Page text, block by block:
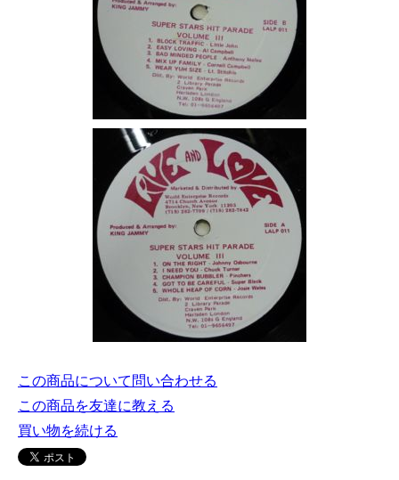
この商品について問い合わせる
この商品を友達に教える
買い物を続ける